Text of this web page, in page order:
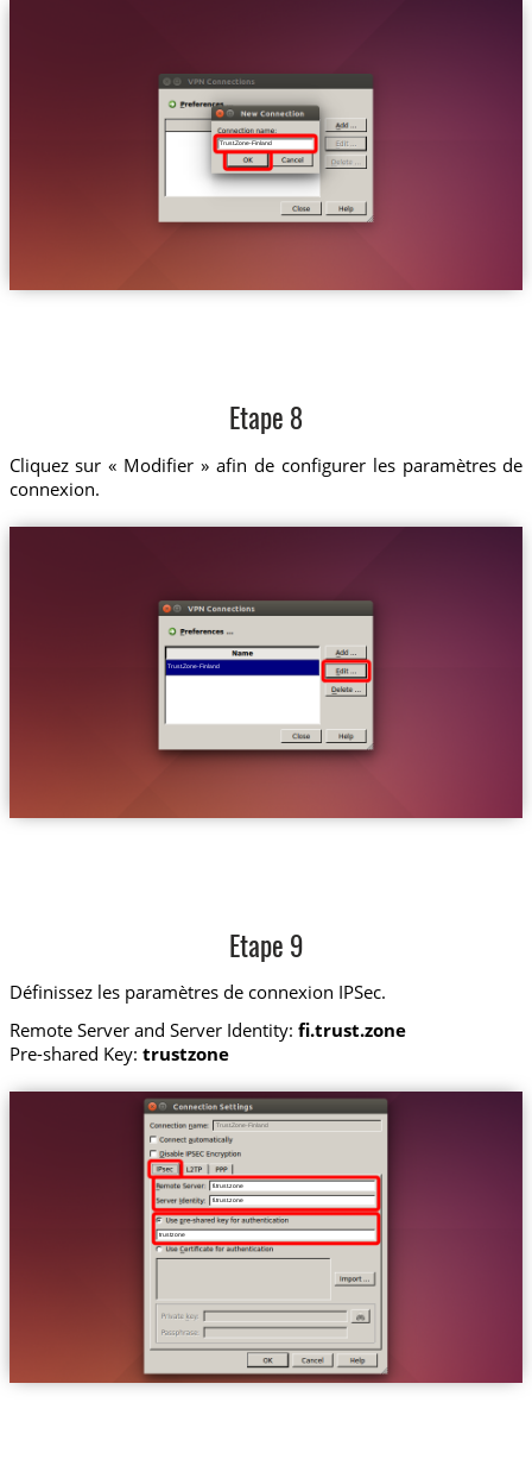
Trust.Zone-Finland
Etape 8
Cliquez sur « Modifier » afin de configurer les paramètres de
connexion.
Trust.Zone-Finland
Etape 9
Définissez les paramètres de connexion IPSec.
Remote Server and Server Identity: fi.trust.zone
Pre-shared Key: trustzone
Trust.Zone-Finland
fi.trust.zone
fi.trust.zone
trustzone